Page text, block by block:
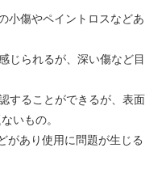
傷やペイントロスなどあ
じられるが、深い傷など目
することができるが、表面
いもの。
あり使用に問題が生じる